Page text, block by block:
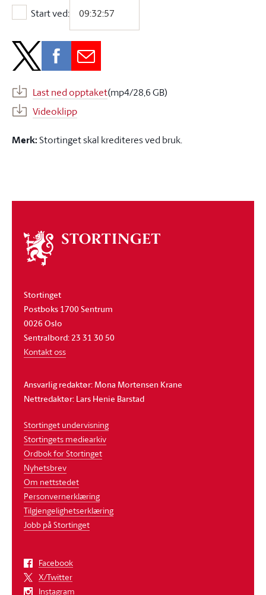
Start ved:
Start ved:
Last ned opptaket(mp4/28,6 GB)
Videoklipp
Merk:Stortinget skal krediteres ved bruk.
Om
stortinget
Stortinget
Postboks 1700 Sentrum
0026 Oslo
Sentralbord: 23 31 30 50
Kontakt oss
Ansvarlig redaktør: Mona Mortensen Krane
Nettredaktør: Lars Henie Barstad
Stortinget undervisning
Stortingets mediearkiv
Ordbok for Stortinget
Nyhetsbrev
Om nettstedet
Personvernerklæring
Tilgjengelighetserklæring
Jobb på Stortinget
Facebook
X/Twitter
Instagram